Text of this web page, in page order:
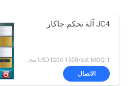
JC4 آلة تحكم جاكار
USD1200-1500/set MOQ:1 مجموعة
الاتصال